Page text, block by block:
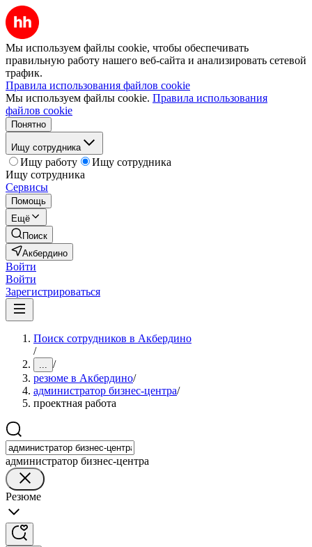
Мы используем файлы cookie, чтобы обеспечивать
правильную работу нашего веб-сайта и анализировать сетевой
трафик.
Правила использования файлов cookie
Мы используем файлы cookie. Правила использования
файлов cookie
Понятно
Ищу сотрудника
Ищу работу
Ищу сотрудника
Ищу сотрудника
Сервисы
Помощь
Ещё
Поиск
Акбердино
Войти
Войти
Зарегистрироваться
Поиск сотрудников в Акбердино
/
... /
резюме в Акбердино/
администратор бизнес-центра/
проектная работа
администратор бизнес-центра
Резюме